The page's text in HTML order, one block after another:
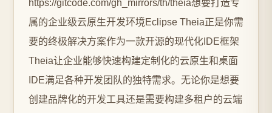
https://gitcode.com/gh_mirrors/th/theia想要打造专
属的企业级云原生开发环境Eclipse Theia正是你需
要的终极解决方案作为一款开源的现代化IDE框架
Theia让企业能够快速构建定制化的云原生和桌面
IDE满足各种开发团队的独特需求。无论你是想要
创建品牌化的开发工具还是需要构建多租户的云端